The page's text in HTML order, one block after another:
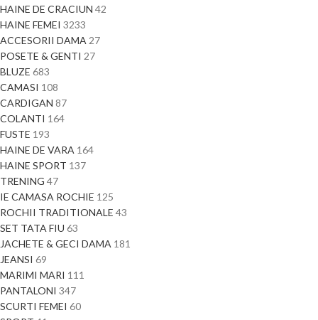
HAINE DE CRACIUN 42
HAINE FEMEI 3233
ACCESORII DAMA 27
POSETE & GENTI 27
BLUZE 683
CAMASI 108
CARDIGAN 87
COLANTI 164
FUSTE 193
HAINE DE VARA 164
HAINE SPORT 137
TRENING 47
IE CAMASA ROCHIE 125
ROCHII TRADITIONALE 43
SET TATA FIU 63
JACHETE & GECI DAMA 181
JEANSI 69
MARIMI MARI 111
PANTALONI 347
SCURTI FEMEI 60